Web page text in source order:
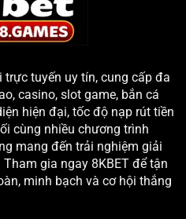
trực tuyến uy tín, cung cấp đa
casino, slot game, bắn cá
hiện đại, tốc độ nạp rút tiền
cùng nhiều chương trình
mang đến trải nghiệm giải
gia ngay 8KBET để tận
minh bạch và cơ hội thắng